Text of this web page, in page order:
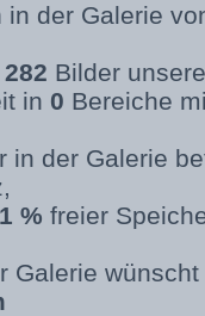
in der Galerie
282 Bilder
in 0 Bereiche
in der Galerie
% freier
Galerie